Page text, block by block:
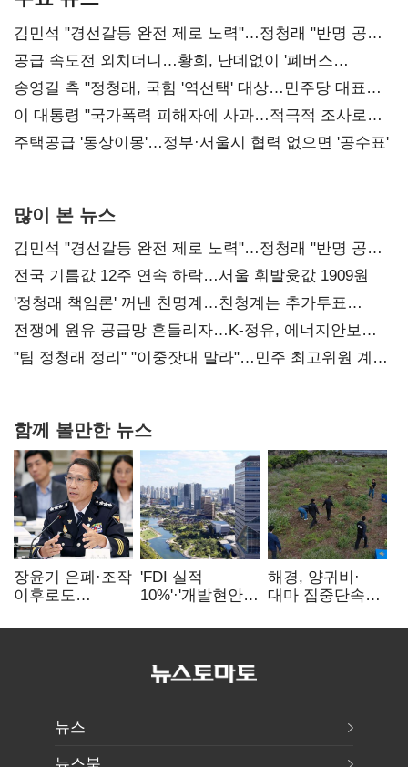
김민석 "경선갈등 완전 제로 노력"…정청래 "반명 공세
사과부터"
공급 속도전 외치더니…황희, 난데없이 '폐버스
리모델링' 제안
송영길 측 "정청래, 국힘 '역선택' 대상…민주당 대표로
총선 지휘 못해"
이 대통령 "국가폭력 피해자에 사과…적극적 조사로
진실 밝혀야"
주택공급 '동상이몽'…정부·서울시 협력 없으면 '공수표'
많이 본 뉴스
김민석 "경선갈등 완전 제로 노력"…정청래 "반명 공세
사과부터"
전국 기름값 12주 연속 하락…서울 휘발윳값 1909원
'정청래 책임론' 꺼낸 친명계…친청계는 추가투표
때리기
전쟁에 원유 공급망 흔들리자…K-정유, 에너지안보
핵심으로 재부상
"팀 정청래 정리" "이중잣대 말라"…민주 최고위원 계파
함께 볼만한 뉴스
장윤기 은폐·조작
이후로도
내부비위…경찰
'FDI 실적
10%'·'개발현안
인천경제청장
해경, 양귀비·
대마 집중단속…
249명 검거
뉴스